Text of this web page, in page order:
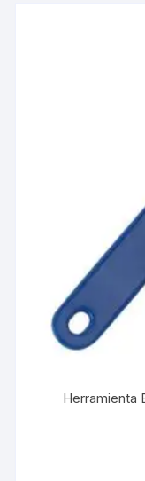
Herramienta